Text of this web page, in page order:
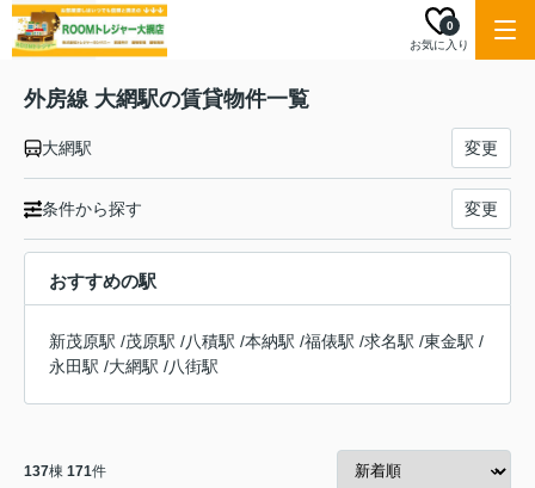
お気に入り
0
外房線 大網駅の賃貸物件一覧
大網駅 変更
条件から探す 変更
おすすめの駅
新茂原駅 /茂原駅 /八積駅 /本納駅 /福俵駅 /求名駅 /東金駅 /
永田駅 /大網駅 /八街駅
137棟 171件